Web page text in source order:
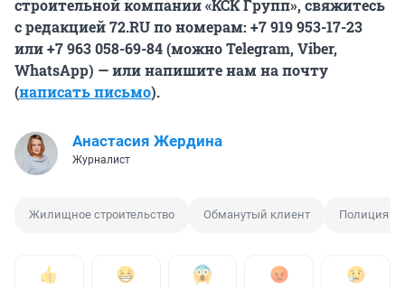
строительной компании «КСК Групп», свяжитесь
с редакцией 72.RU по номерам: +7 919 953-17-23
или +7 963 058-69-84 (можно Telegram, Viber,
WhatsApp) — или напишите нам на почту
(написать письмо).
Анастасия Жердина
Журналист
Жилищное строительство Обманутый клиент Полиция